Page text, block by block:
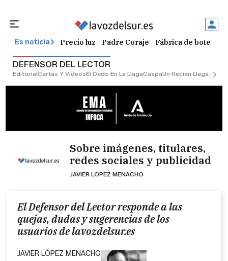
Es noticia Precio luz Padre Coraje Fábrica de botellas
DEFENSOR DEL LECTOR
EditorialCartas Y VídeosEl Dedo En La LlagaCaspaUn Recién Llegado
Sobre imágenes, titulares,
redes sociales y publicidad
JAVIER LÓPEZ MENACHO
El Defensor del Lector responde a las
quejas, dudas y sugerencias de los
usuarios de lavozdelsur.es
JAVIER LÓPEZ MENACHO